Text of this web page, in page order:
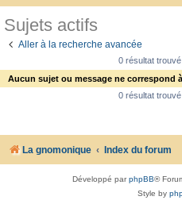
Sujets actifs
Aller à la recherche avancée
0 résultat trouvé
Aucun sujet ou message ne correspond
0 résultat trouvé
La gnomonique Index du forum
Développé parphpBB®
Style by